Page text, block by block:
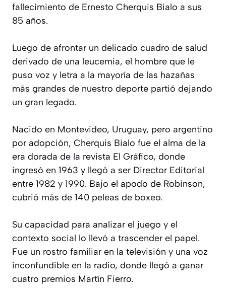
fallecimiento de Ernesto Cherquis Bialo a sus
85 años.
Luego de afrontar un delicado cuadro de salud
derivado de una leucemia, el hombre que le
puso voz y letra a la mayoría de las hazañas
más grandes de nuestro deporte partió dejando
un gran legado.
Nacido en Montevideo, Uruguay, pero argentino
por adopción, Cherquis Bialo fue el alma de la
era dorada de la revista El Gráfico, donde
ingresó en 1963 y llegó a ser Director Editorial
entre 1982 y 1990. Bajo el apodo de Robinson,
cubrió más de 140 peleas de boxeo.
Su capacidad para analizar el juego y el
contexto social lo llevó a trascender el papel.
Fue un rostro familiar en la televisión y una voz
inconfundible en la radio, donde llegó a ganar
cuatro premios Martín Fierro.